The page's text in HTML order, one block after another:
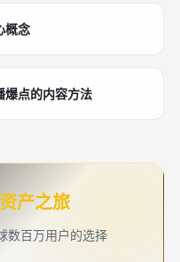
概念
爆点的内容方法
产之旅
数百万用户的选择